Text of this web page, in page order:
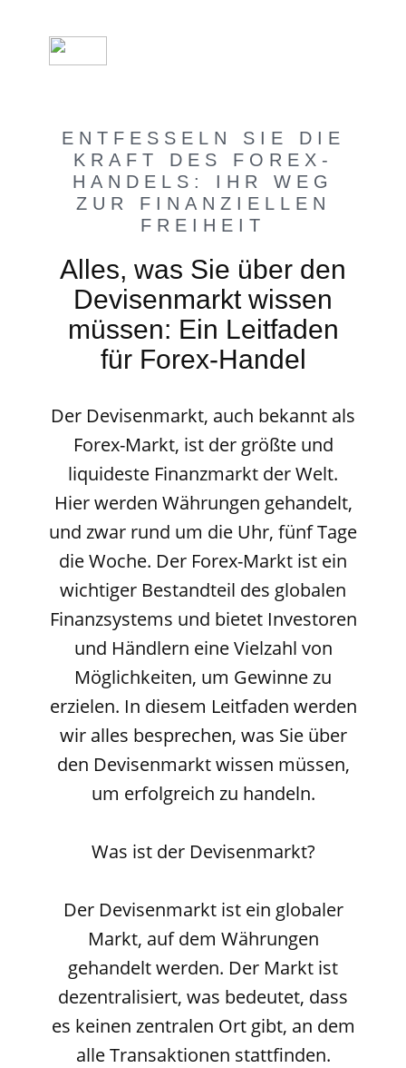
ENTFESSELN SIE DIE
KRAFT DES FOREX-
HANDELS: IHR WEG
ZUR FINANZIELLEN
FREIHEIT
Alles, was Sie über den
Devisenmarkt wissen
müssen: Ein Leitfaden
für Forex-Handel
Der Devisenmarkt, auch bekannt als
Forex-Markt, ist der größte und
liquideste Finanzmarkt der Welt.
Hier werden Währungen gehandelt,
und zwar rund um die Uhr, fünf Tage
die Woche. Der Forex-Markt ist ein
wichtiger Bestandteil des globalen
Finanzsystems und bietet Investoren
und Händlern eine Vielzahl von
Möglichkeiten, um Gewinne zu
erzielen. In diesem Leitfaden werden
wir alles besprechen, was Sie über
den Devisenmarkt wissen müssen,
um erfolgreich zu handeln.
Was ist der Devisenmarkt?
Der Devisenmarkt ist ein globaler
Markt, auf dem Währungen
gehandelt werden. Der Markt ist
dezentralisiert, was bedeutet, dass
es keinen zentralen Ort gibt, an dem
alle Transaktionen stattfinden.